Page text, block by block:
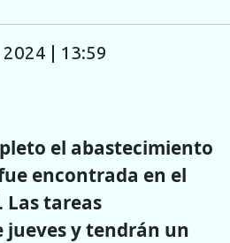
| 13:59
el abastecimiento
encontrada en el
tareas
jueves y tendrán un